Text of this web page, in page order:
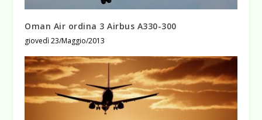
Oman Air ordina 3 Airbus A330-300
giovedì 23/Maggio/2013